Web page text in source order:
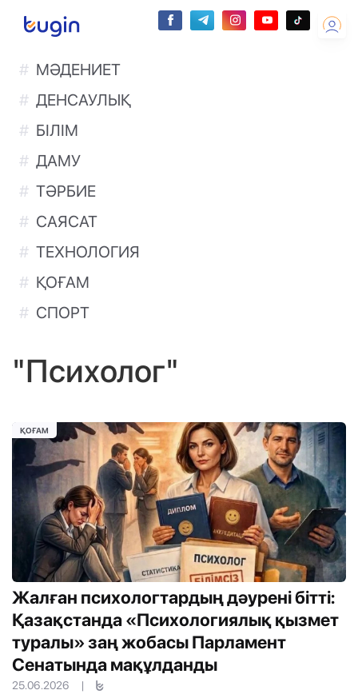
МӘДЕНИЕТ
ДЕНСАУЛЫҚ
БІЛІМ
ДАМУ
ТӘРБИЕ
САЯСАТ
ТЕХНОЛОГИЯ
ҚОҒАМ
СПОРТ
"Психолог"
Жалған психологтардың дәурені бітті:
Қазақстанда «Психологиялық қызмет
туралы» заң жобасы Парламент
Сенатында мақұлданды
25.06.2026 |
ҚОҒАМ